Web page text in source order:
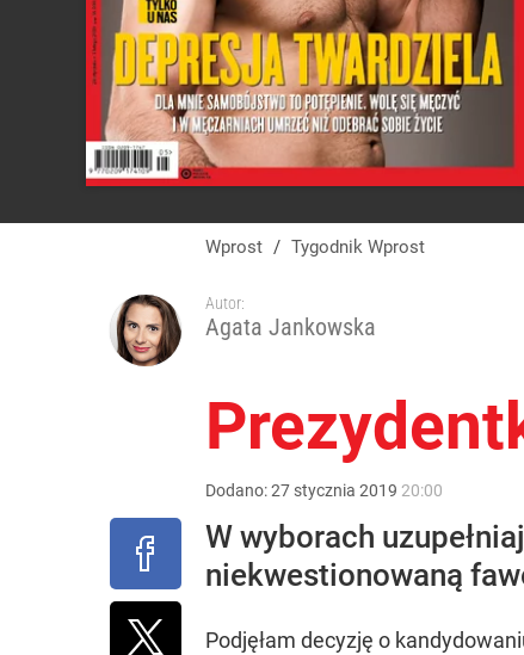
Wprost / Tygodnik Wprost
Autor:
Agata Jankowska
Dodano:27 stycznia 2019 20:00
W wyborach
niekwestionowaną
Podjęłam decyzję o